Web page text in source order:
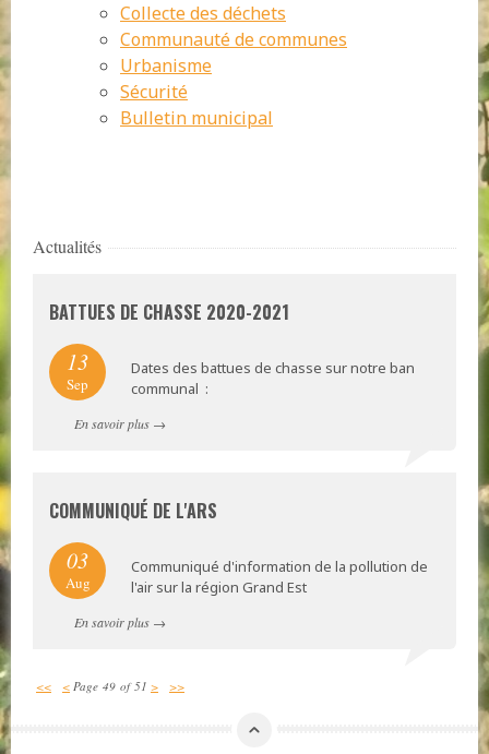
Collecte des déchets
Communauté de communes
Urbanisme
Sécurité
Bulletin municipal
Actualités
BATTUES DE CHASSE 2020-2021
13
Sep
Dates des battues de chasse sur notre ban
communal :
En savoir plus →
COMMUNIQUÉ DE L'ARS
03
Aug
Communiqué d'information de la pollution de
l'air sur la région Grand Est
En savoir plus →
<< < Page 49 of 51 > >>